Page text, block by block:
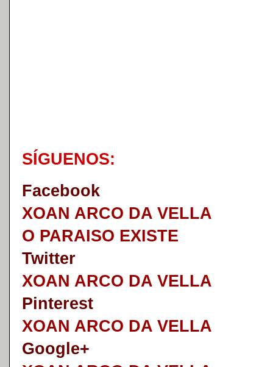
SÍGUENOS:
Facebook
XOAN ARCO DA VELLA
O PARAISO EXISTE
Twitter
XOAN ARCO DA VELLA
Pinterest
XOAN ARCO DA VELLA
Google+